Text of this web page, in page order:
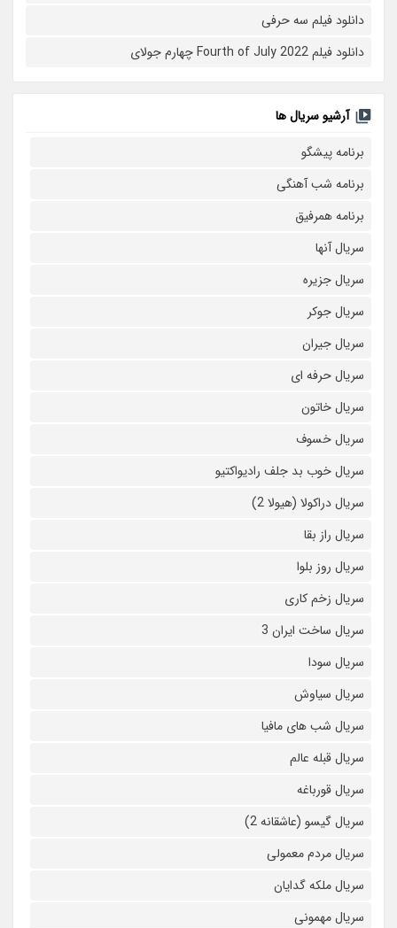
دانلود فیلم سه حرفی
دانلود فیلم Fourth of July 2022 چهارم جولای
آرشیو سریال ها
برنامه پیشگو
برنامه شب آهنگی
برنامه همرفیق
سریال آنها
سریال جزیره
سریال جوکر
سریال جیران
سریال حرفه ای
سریال خاتون
سریال خسوف
سریال خوب بد جلف رادیواکتیو
سریال دراکولا (هیولا 2)
سریال راز بقا
سریال روز بلوا
سریال زخم کاری
سریال ساخت ایران 3
سریال سودا
سریال سیاوش
سریال شب های مافیا
سریال قبله عالم
سریال قورباغه
سریال گیسو (عاشقانه 2)
سریال مردم معمولی
سریال ملکه گدایان
سریال مهمونی